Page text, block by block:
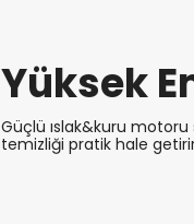
Yüksek
Güçlü ıslak&kuru
temizliği pratik hale